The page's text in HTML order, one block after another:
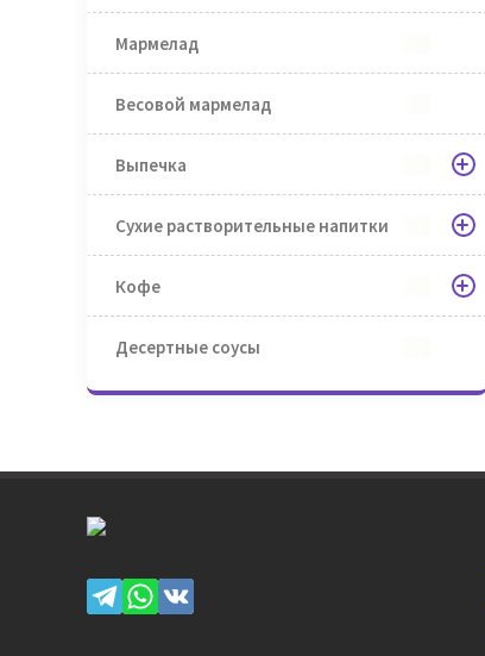
Мармелад
Весовой мармелад
Выпечка
Сухие растворительные напитки
Кофе
Десертные соусы